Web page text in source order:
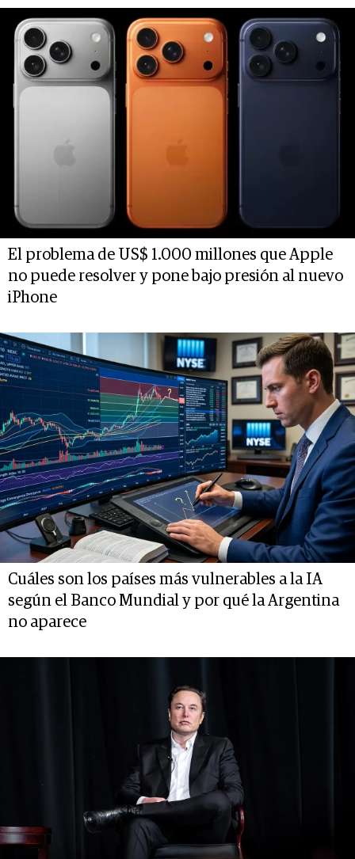
El problema de US$ 1.000 millones que Apple
no puede resolver y pone bajo presión al nuevo
iPhone
Cuáles son los países más vulnerables a la IA
según el Banco Mundial y por qué la Argentina
no aparece